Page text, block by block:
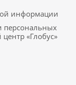
информации
персональных
«Глобус»